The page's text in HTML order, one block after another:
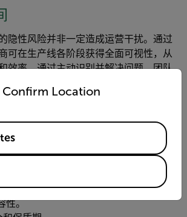
隐性风险并非一定造成运营干扰。通过
可在生产线各阶段获得全面可视性，从
效率。通过主动识别并解决问题，团队
、减少浪费，并保护产品和人员安全。
人工检查
化，将数据直接接入工艺看板和报告工
整合得以简化，其通信采用标准工业协
统，包括 HMI 和 SCADA，并可选支持
性。
Confirm Location
country and language from the